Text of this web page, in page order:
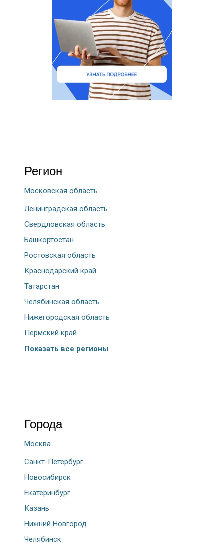
Регион
Московская область
Ленинградская область
Свердловская область
Башкортостан
Ростовская область
Краснодарский край
Татарстан
Челябинская область
Нижегородская область
Пермский край
Показать все регионы
Города
Москва
Санкт-Петербург
Новосибирск
Екатеринбург
Казань
Нижний Новгород
Челябинск